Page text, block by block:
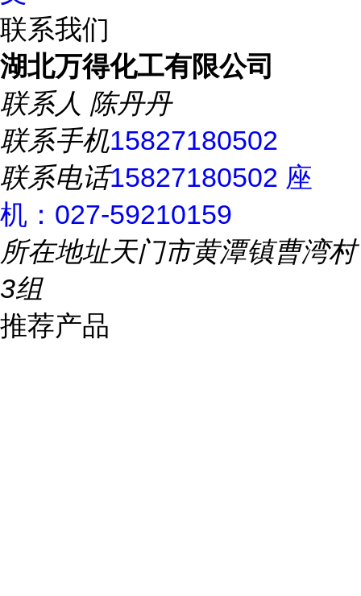
联系我们
湖北万得化工有限公司
联系人 陈丹丹
联系手机15827180502
联系电话15827180502 座
机：027-59210159
所在地址天门市黄潭镇曹湾村
3组
推荐产品